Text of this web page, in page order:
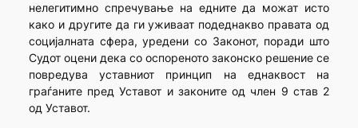
нелегитимно спречување на едните да можат исто
како и другите да ги уживаат подеднакво правата од
социјалната сфера, уредени со Законот, поради што
Судот оцени дека со оспореното законско решение се
повредува уставниот принцип на еднаквост на
граѓаните пред Уставот и законите од член 9 став 2
од Уставот.